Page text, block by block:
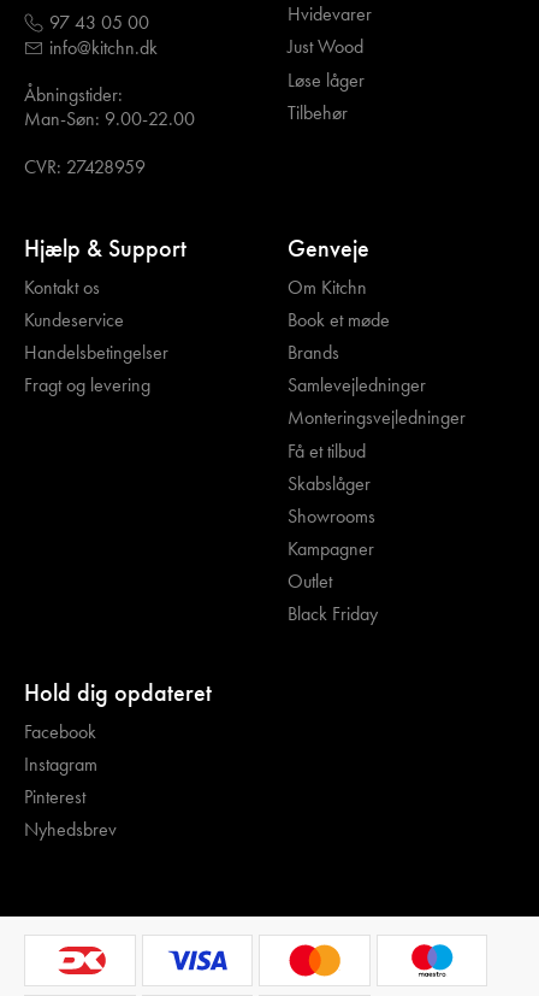
97 43 05 00
info@kitchn.dk
Åbningstider:
Man-Søn: 9.00-22.00
CVR: 27428959
Hvidevarer
Just Wood
Løse låger
Tilbehør
Hjælp & Support
Kontakt os
Kundeservice
Handelsbetingelser
Fragt og levering
Genveje
Om Kitchn
Book et møde
Brands
Samlevejledninger
Monteringsvejledninger
Få et tilbud
Skabslåger
Showrooms
Kampagner
Outlet
Black Friday
Hold dig opdateret
Facebook
Instagram
Pinterest
Nyhedsbrev